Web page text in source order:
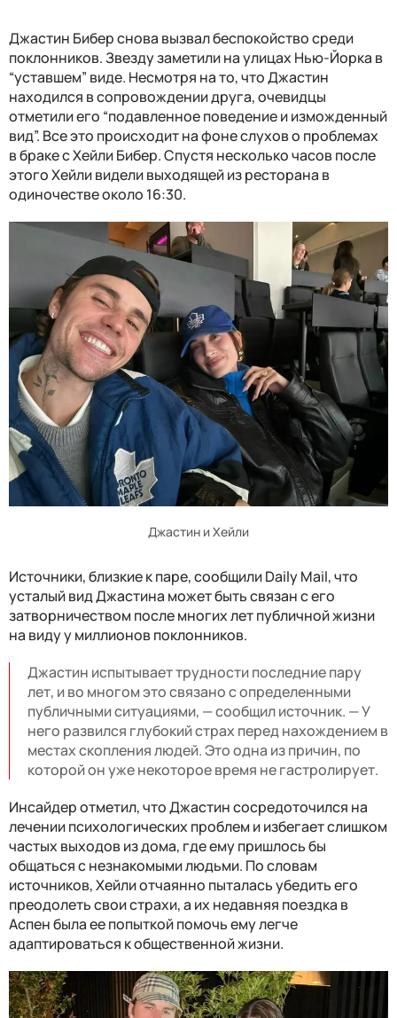
Джастин Бибер снова вызвал беспокойство среди
поклонников. Звезду заметили на улицах Нью-Йорка в
“уставшем” виде. Несмотря на то, что Джастин
находился в сопровождении друга, очевидцы
отметили его “подавленное поведение и изможденный
вид”. Все это происходит на фоне слухов о проблемах
в браке с Хейли Бибер. Спустя несколько часов после
этого Хейли видели выходящей из ресторана в
одиночестве около 16:30.
Джастин и Хейли
Источники, близкие к паре, сообщили Daily Mail, что
усталый вид Джастина может быть связан с его
затворничеством после многих лет публичной жизни
на виду у миллионов поклонников.
Джастин испытывает трудности последние пару
лет, и во многом это связано с определенными
публичными ситуациями, — сообщил источник. — У
него развился глубокий страх перед нахождением в
местах скопления людей. Это одна из причин, по
которой он уже некоторое время не гастролирует.
Инсайдер отметил, что Джастин сосредоточился на
лечении психологических проблем и избегает слишком
частых выходов из дома, где ему пришлось бы
общаться с незнакомыми людьми. По словам
источников, Хейли отчаянно пыталась убедить его
преодолеть свои страхи, а их недавняя поездка в
Аспен была ее попыткой помочь ему легче
адаптироваться к общественной жизни.